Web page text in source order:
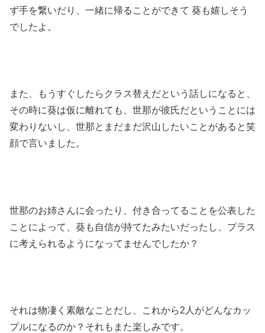
ず手を繋いだり、一緒に帰ることができて 葵も嬉しそう
でしたよ。
また、もうすぐしたらクラス替えだという話しになると、
その時に葵は仮に離れても、世那が彼氏だということには
変わりないし、世那とまだまだ沢山したいことがあると笑
顔で言いました。
世那のお姉さんに会ったり、付き合ってることを公表した
ことによって、葵も自信が持てたみたいだったし、プラス
に考えられるようになってませんでしたか？
それは物凄く素敵なことだし、これから2人がどんなカッ
プルになるのか？それもまた楽しみです。